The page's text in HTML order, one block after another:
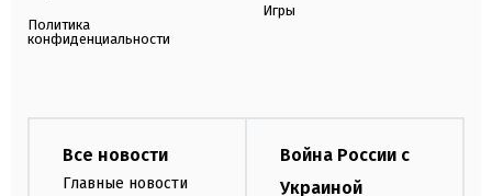
Политика
конфиденциальности
Игры
Все новости
Главные новости
Война России с
Украиной